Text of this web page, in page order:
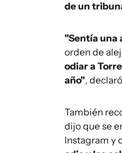
de un
"Sentía una
orden de
odiar a
año",
También
dijo que se
Instagram y